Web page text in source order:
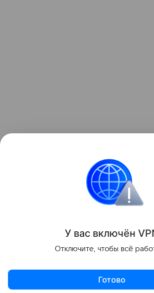
У вас включён VP
Отключите, чтобы всё
Готово